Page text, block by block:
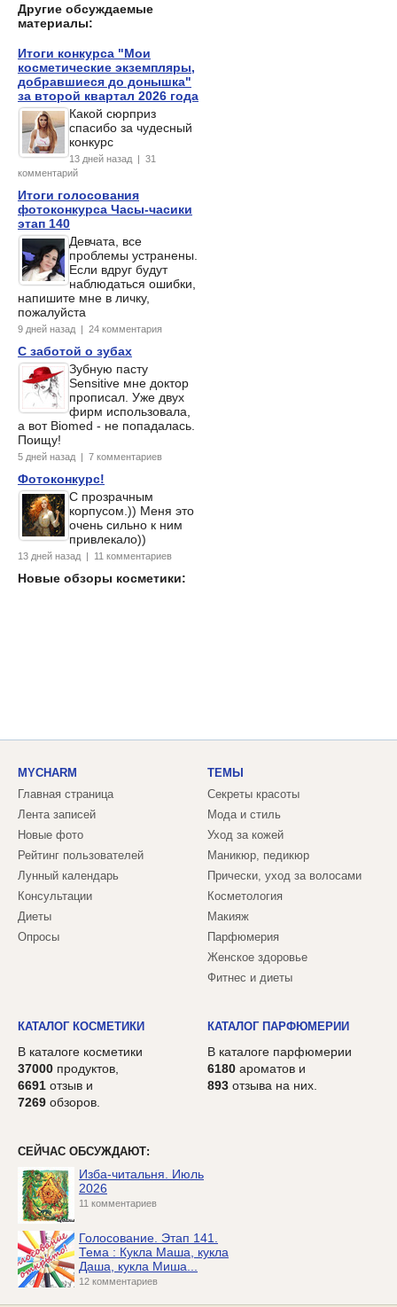
Другие обсуждаемые
материалы:
Итоги конкурса "Мои
косметические экземпляры,
добравшиеся до донышка"
за второй квартал 2026 года
Какой сюрприз
спасибо за чудесный
конкурс
13 дней назад | 31
комментарий
Итоги голосования
фотоконкурса Часы-часики
этап 140
Девчата, все
проблемы устранены.
Если вдруг будут
наблюдаться ошибки,
напишите мне в личку,
пожалуйста
9 дней назад | 24 комментария
С заботой о зубах
Зубную пасту
Sensitive мне доктор
прописал. Уже двух
фирм использовала,
а вот Biomed - не попадалась.
Поищу!
5 дней назад | 7 комментариев
Фотоконкурс!
С прозрачным
корпусом.)) Меня это
очень сильно к ним
привлекало))
13 дней назад | 11 комментариев
Новые обзоры косметики:
MYCHARM
Главная страница
Лента записей
Новые фото
Рейтинг пользователей
Лунный календарь
Консультации
Диеты
Опросы
ТЕМЫ
Секреты красоты
Мода и стиль
Уход за кожей
Маникюр, педикюр
Прически, уход за волосами
Косметология
Макияж
Парфюмерия
Женское здоровье
Фитнес и диеты
КАТАЛОГ КОСМЕТИКИ
В каталоге косметики
37000 продуктов,
6691 отзыв и
7269 обзоров.
КАТАЛОГ ПАРФЮМЕРИИ
В каталоге парфюмерии
6180 ароматов и
893 отзыва на них.
СЕЙЧАС ОБСУЖДАЮТ:
Изба-читальня. Июль
2026
11 комментариев
Голосование. Этап 141.
Тема : Кукла Маша, кукла
Даша, кукла Миша...
12 комментариев